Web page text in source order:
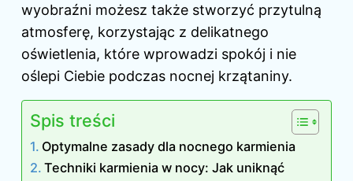
wyobraźni możesz także stworzyć przytulną
atmosferę, korzystając z delikatnego
oświetlenia, które wprowadzi spokój i nie
oślepi Ciebie podczas nocnej krzątaniny.
Spis treści
Optymalne zasady dla nocnego karmienia
Techniki karmienia w nocy: Jak uniknąć